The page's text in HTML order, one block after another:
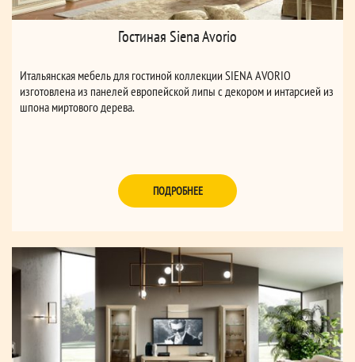
Гостиная Siena Avorio
Итальянская мебель для гостиной коллекции SIENA AVORIO
изготовлена из панелей европейской липы с декором и интарсией из
шпона миртового дерева.
ПОДРОБНЕЕ